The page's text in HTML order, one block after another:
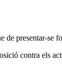
presentar-se
contra els